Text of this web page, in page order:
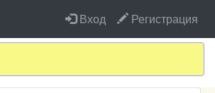
Вход Регистрация